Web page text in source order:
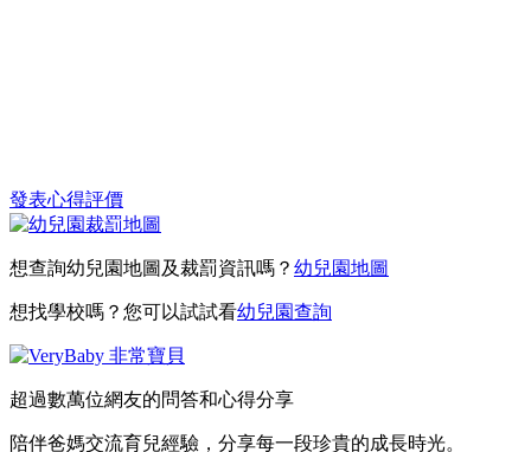
發表心得評價
想查詢幼兒園地圖及裁罰資訊嗎？ 幼兒園地圖
想找學校嗎？您可以試試看幼兒園查詢
超過數萬位網友的問答和心得分享
陪伴爸媽交流育兒經驗，分享每一段珍貴的成長時光。